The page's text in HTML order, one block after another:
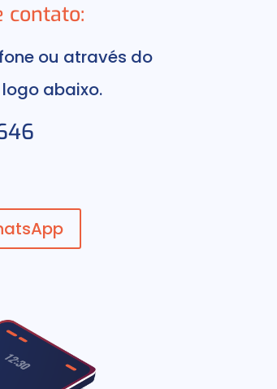
contato:
ou através do
abaixo.